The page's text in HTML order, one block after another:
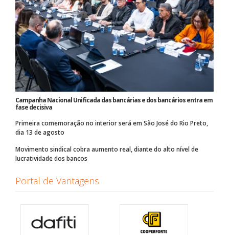
Campanha Nacional Unificada das bancárias e dos bancários entra em
fase decisiva
Primeira comemoração no interior será em São José do Rio Preto,
dia 13 de agosto
Movimento sindical cobra aumento real, diante do alto nível de
lucratividade dos bancos
Portal de Vantagens